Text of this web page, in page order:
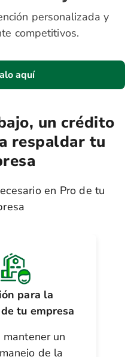
personalizada y
competitivos.
aquí
un crédito
respaldar tu
en Pro de tu
para la
tu empresa
un
de la